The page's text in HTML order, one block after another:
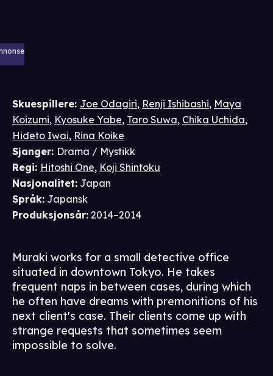
Skuespillere: Joe Odagiri, Renji Ishibashi, Maya
Koizumi, Kyosuke Yabe, Taro Suwa, Chika Uchida,
Hideto Iwai, Rina Koike
Sjanger: Drama / Mystikk
Regi: Hitoshi One, Koji Shintoku
Nasjonalitet: Japan
Språk: Japansk
Produksjonsår: 2014–2014
Muraki works for a small detective office
situated in downtown Tokyo. He takes
frequent naps in between cases, during which
he often have dreams with premonitions of his
next client's case. Their clients come up with
strange requests that sometimes seem
impossible to solve.